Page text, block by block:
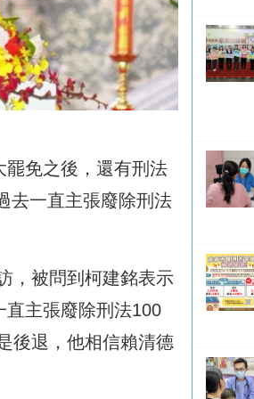
罷免之後，還有刑法
去一直主張廢除刑法
，被問到柯建銘表示
直主張廢除刑法100
後退，他相信賴清德